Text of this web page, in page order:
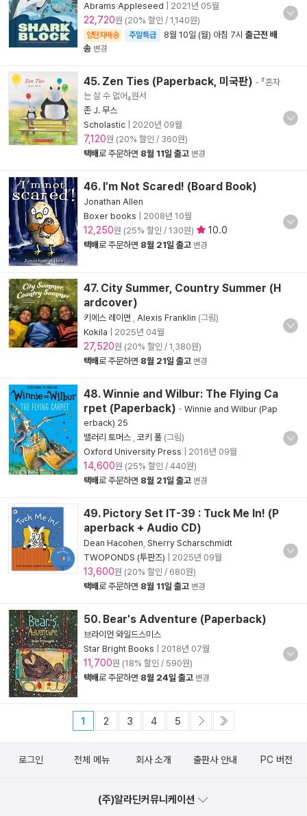
Abrams Appleseed
2021년 05월
22,720원 (20% 할인 / 1,140원)
양탄자배송 주말특급 8월 10일 (월) 아침 7시 출근전 배
송 변경
45. Zen Ties (Paperback, 미국판) - 『혼자
는 살 수 없어』원서
존 J. 무스
Scholastic
2020년 09월
7,120원 (20% 할인 / 360원)
택배로 주문하면 8월 11일 출고 변경
46. I'm Not Scared! (Board Book)
Jonathan Allen
Boxer books
2008년 10월
12,250원 (25% 할인 / 130원) 10.0
택배로 주문하면 8월 21일 출고 변경
47. City Summer, Country Summer (H
ardcover)
키에스 레이먼 Alexis Franklin (그림)
Kokila
2025년 04월
27,520원 (20% 할인 / 1,380원)
택배로 주문하면 8월 21일 출고 변경
48. Winnie and Wilbur: The Flying Ca
rpet (Paperback) - Winnie and Wilbur (Pap
erback) 25
밸러리 토머스 코키 폴 (그림)
Oxford University Press
2016년 09월
14,600원 (25% 할인 / 440원)
택배로 주문하면 8월 21일 출고 변경
49. Pictory Set IT-39 : Tuck Me In! (P
aperback + Audio CD)
Dean Hacohen Sherry Scharschmidt
TWOPONDS (투판즈)
2025년 09월
13,600원 (20% 할인 / 680원)
택배로 주문하면 8월 11일 출고 변경
50. Bear's Adventure (Paperback)
브라이언 와일드스미스
Star Bright Books
2018년 07월
11,700원 (18% 할인 / 590원)
택배로 주문하면 8월 24일 출고 변경
1 2 3 4 5
로그인 전체 메뉴 회사 소개 출판사 안내 PC 버전
(주)알라딘커뮤니케이션